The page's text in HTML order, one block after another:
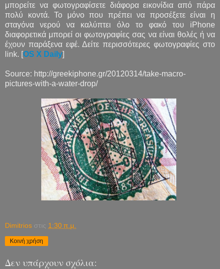
μπορείτε να φωτογραφίσετε διάφορα εικονίδια από πάρα
πολύ κοντά. Το μόνο που πρέπει να προσέξετε είναι η
σταγόνα νερού να καλύπτει όλο το φακό του iPhone
διαφορετικά μπορεί οι φωτογραφίες σας να είναι θολές ή να
έχουν παράξενα εφέ. Δείτε περισσότερες φωτογραφίες στο
link. [OS X Daily]
Source: http://greekiphone.gr/20120314/take-macro-
pictures-with-a-water-drop/
Dimitrios στις 1:30 π.μ.
Κοινή χρήση
Δεν υπάρχουν σχόλια: